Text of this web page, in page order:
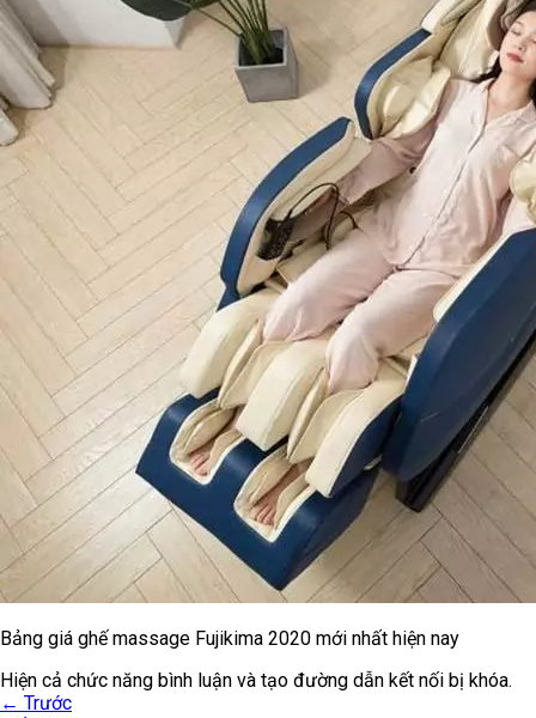
Bảng giá ghế massage Fujikima 2020 mới nhất hiện nay
Hiện cả chức năng bình luận và tạo đường dẫn kết nối bị khóa.
← Trước